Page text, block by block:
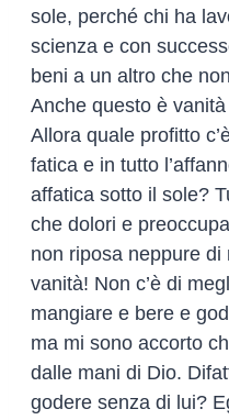
sole, perché chi ha
scienza e con
beni a un altro che
Anche questo è
Allora quale profitto
fatica e in tutto
affatica sotto il sole?
che dolori e
non riposa neppure
vanità! Non c’è di
mangiare e bere e
ma mi sono accorto
dalle mani di Dio.
godere senza di lui?